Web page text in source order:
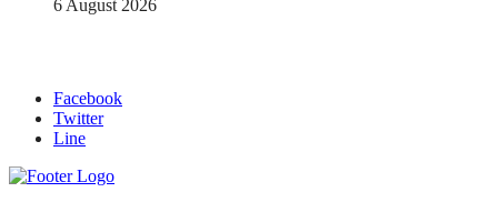
6 August 2026
Facebook
Twitter
Line